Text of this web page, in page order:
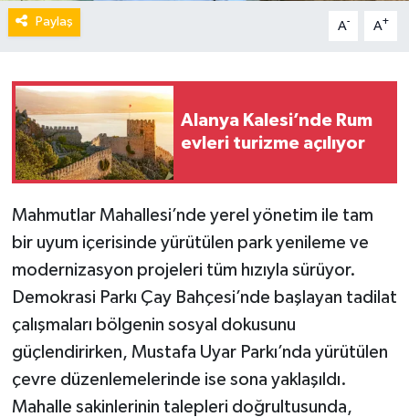
Paylaş A- A+
Alanya Kalesi’nde Rum
evleri turizme açılıyor
Mahmutlar Mahallesi’nde yerel yönetim ile tam
bir uyum içerisinde yürütülen park yenileme ve
modernizasyon projeleri tüm hızıyla sürüyor.
Demokrasi Parkı Çay Bahçesi’nde başlayan tadilat
çalışmaları bölgenin sosyal dokusunu
güçlendirirken, Mustafa Uyar Parkı’nda yürütülen
çevre düzenlemelerinde ise sona yaklaşıldı.
Mahalle sakinlerinin talepleri doğrultusunda,